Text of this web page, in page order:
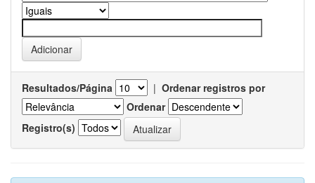
Resultados/Página | Ordenar registros por
Ordenar
Registro(s)